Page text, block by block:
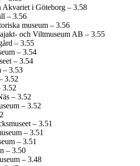
Akvariet i Göteborg – 3.58
– 3.56
museum – 3.56
och Viltmuseum AB – 3.55
– 3.55
– 3.54
– 3.54
– 3.53
3.52
3.52
– 3.52
– 3.52
– 3.51
– 3.51
– 3.51
– 3.50
– 3.48